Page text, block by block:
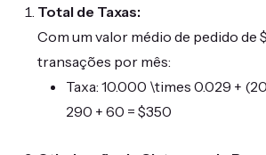
Total de Taxas:
Com um valor médio de pedido de
transações por mês:
Taxa: 10.000 \times 0.029 +
290 + 60 = $350